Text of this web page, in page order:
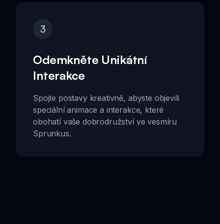
3
Odemkněte Unikátní
Interakce
Spojte postavy kreativně, abyste objevili
speciální animace a interakce, které
obohatí vaše dobrodružství ve vesmíru
Sprunkus.